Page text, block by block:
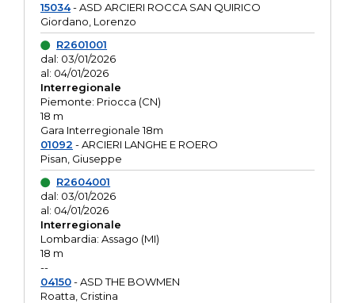
15034- ASD ARCIERI ROCCA SAN QUIRICO
Giordano, Lorenzo
R2601001
dal: 03/01/2026
al: 04/01/2026
Interregionale
Piemonte: Priocca (CN)
18 m
Gara Interregionale 18m
01092 - ARCIERI LANGHE E ROERO
Pisan, Giuseppe
R2604001
dal: 03/01/2026
al: 04/01/2026
Interregionale
Lombardia: Assago (MI)
18 m
--
04150- ASD THE BOWMEN
Roatta, Cristina